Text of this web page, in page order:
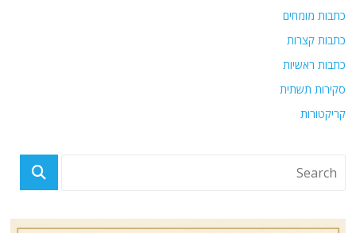
כתבות מומחים
כתבות קצרות
כתבות ראשיות
סקירות תשתית
קריקטורות